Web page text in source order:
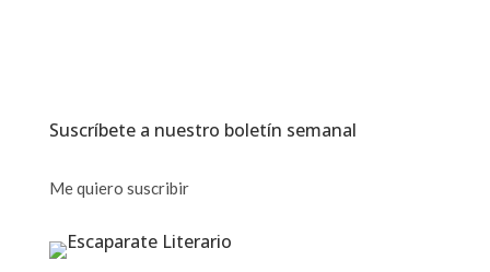
Suscríbete a nuestro boletín semanal
Me quiero suscribir